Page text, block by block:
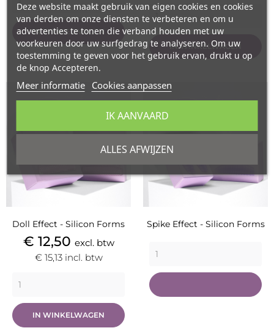
IN WINKELWAGEN
IN WINKELWAGEN
Doll Effect - Silicon Forms
Prijs
€ 12,50 excl. btw
€ 15,13 incl. btw
IN WINKELWAGEN
Spike Effect - Silicon Forms
Deze website maakt gebruik van eigen cookies en cookies
van derden om onze diensten te verbeteren en om u
advertenties te tonen die verband houden met uw
voorkeuren door uw surfgedrag te analyseren. Om uw
toestemming te geven voor het gebruik ervan, drukt u op
de knop Accepteren.
Meer informatie Cookies aanpassen
ALLES AFWIJZEN
IK AANVAARD